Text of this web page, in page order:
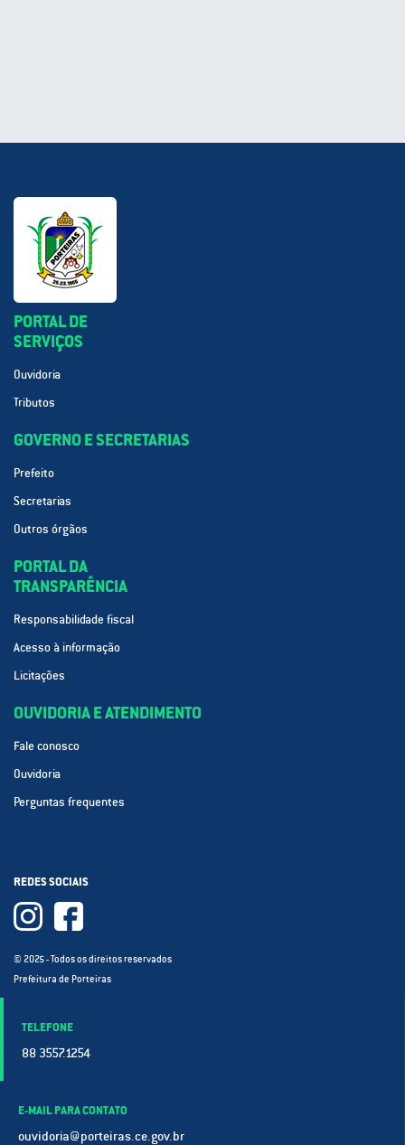
PORTAL DE
SERVIÇOS
Ouvidoria
Tributos
GOVERNO E SECRETARIAS
Prefeito
Secretarias
Outros órgãos
PORTAL DA
TRANSPARÊNCIA
Responsabilidade fiscal
Acesso à informação
Licitações
OUVIDORIA E ATENDIMENTO
Fale conosco
Ouvidoria
Perguntas frequentes
REDES SOCIAIS
© 2025 - Todos os direitos reservados
Prefeitura de Porteiras
TELEFONE
88 3557.1254
E-MAIL PARA CONTATO
ouvidoria@porteiras.ce.gov.br